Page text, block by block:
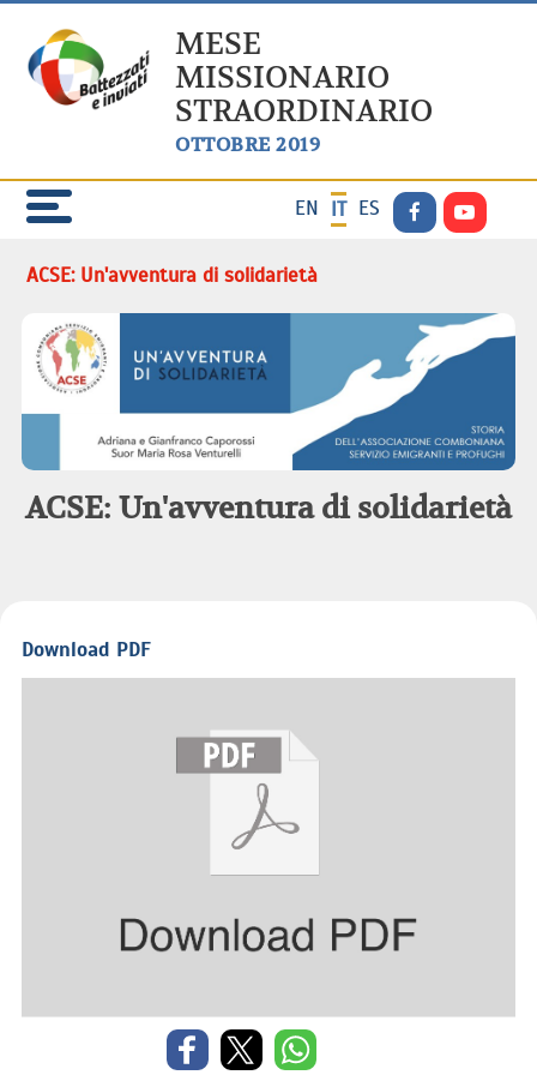
MESE
MISSIONARIO
STRAORDINARIO
OTTOBRE 2019
EN IT ES
ACSE: Un'avventura di solidarietà
ACSE: Un'avventura di solidarietà
Download PDF